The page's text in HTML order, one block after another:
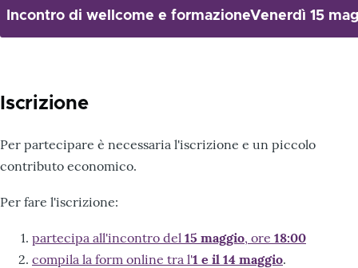
Iscrizione
Per partecipare è necessaria l'iscrizione e un piccolo
contributo economico.
Per fare l'iscrizione:
partecipa all'incontro del 15 maggio, ore 18:00
compila la form online tra l'1 e il 14 maggio.